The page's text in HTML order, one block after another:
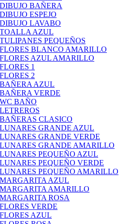
BAÑERA
ESPEJO
LAVABO
AZUL
PEQUEÑOS
BLANCO AMARILLO
AZUL AMARILLO
1
2
AZUL
VERDE
BAÑO
CLASICO
GRANDE AZUL
GRANDE VERDE
GRANDE AMARILLO
PEQUEÑO AZUL
PEQUEÑO VERDE
PEQUEÑO AMARILLO
AZUL
AMARILLO
ROSA
VERDE
AZUL